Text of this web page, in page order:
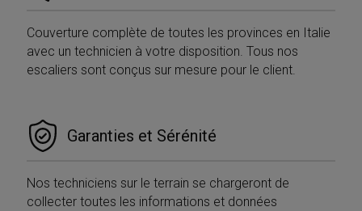
Couverture complète de toutes les provinces en Italie
avec un technicien à votre disposition. Tous nos
escaliers sont conçus sur mesure pour le client.
Garanties et Sérénité
Nos techniciens sur le terrain se chargeront de
collecter toutes les informations et données